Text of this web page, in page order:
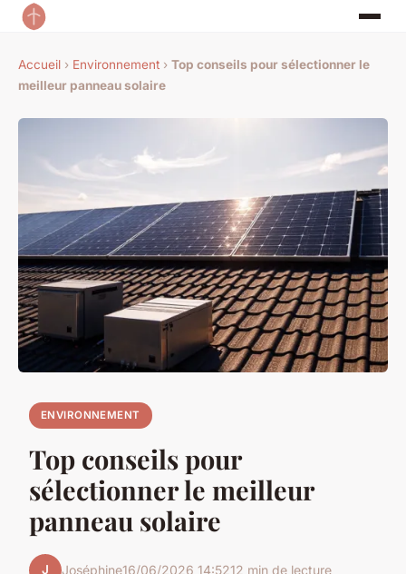
Accueil › Environnement › Top conseils pour sélectionner le
meilleur panneau solaire
ENVIRONNEMENT
Top conseils pour
sélectionner le meilleur
panneau solaire
J Joséphine16/06/2026 14:5212 min de lecture